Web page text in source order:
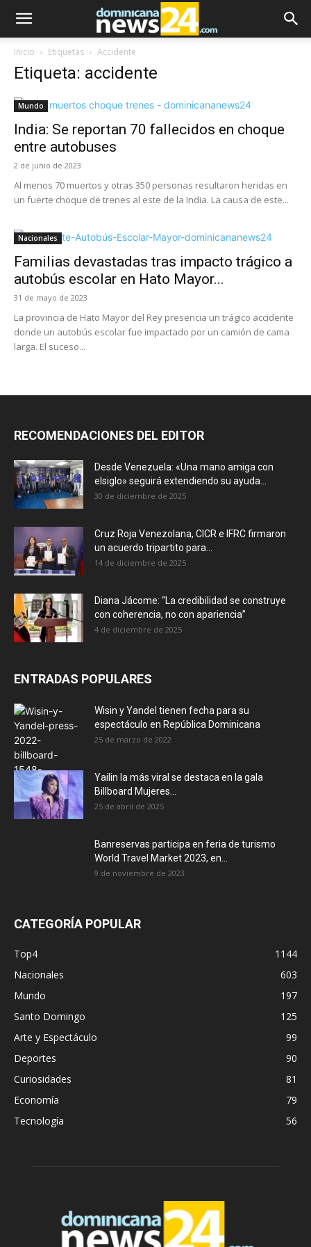
Inicio Etiquetas Accidente
Etiqueta: accidente
Mundo
India: Se reportan 70 fallecidos en choque
entre autobuses
2 de junio de 2023
Al menos 70 muertos y otras 350 personas resultaron heridas en
un fuerte choque de trenes al este de la India. La causa de este...
Nacionales
Familias devastadas tras impacto trágico a
autobús escolar en Hato Mayor...
31 de mayo de 2023
La provincia de Hato Mayor del Rey presencia un trágico accidente
donde un autobús escolar fue impactado por un camión de cama
larga. El suceso...
RECOMENDACIONES DEL EDITOR
Desde Venezuela: «Una mano amiga con
elsiglo» seguirá extendiendo su ayuda...
30 de diciembre de 2025
Cruz Roja Venezolana, CICR e IFRC firmaron
un acuerdo tripartito para...
14 de diciembre de 2025
Diana Jácome: “La credibilidad se construye
con coherencia, no con apariencia”
4 de diciembre de 2025
ENTRADAS POPULARES
Wisin y Yandel tienen fecha para su
espectáculo en República Dominicana
25 de marzo de 2022
Yailin la más viral se destaca en la gala
Billboard Mujeres...
25 de abril de 2025
Banreservas participa en feria de turismo
World Travel Market 2023, en...
9 de noviembre de 2023
CATEGORÍA POPULAR
Top4
1144
Nacionales
603
Mundo
197
Santo Domingo
125
Arte y Espectáculo
99
Deportes
90
Curiosidades
81
Economía
79
Tecnología
56